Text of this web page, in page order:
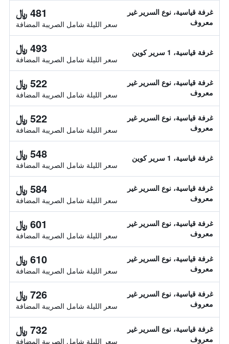
غرفة قياسية، نوع السرير غير
معروف
481 ﷼
سعر الليلة شامل الصريبة المضافة
غرفة قياسية، 1 سرير كوين 493 ﷼
سعر الليلة شامل الصريبة المضافة
غرفة قياسية، نوع السرير غير
معروف
522 ﷼
سعر الليلة شامل الصريبة المضافة
غرفة قياسية، نوع السرير غير
معروف
522 ﷼
سعر الليلة شامل الصريبة المضافة
غرفة قياسية، 1 سرير كوين 548 ﷼
سعر الليلة شامل الصريبة المضافة
غرفة قياسية، نوع السرير غير
معروف
584 ﷼
سعر الليلة شامل الصريبة المضافة
غرفة قياسية، نوع السرير غير
معروف
601 ﷼
سعر الليلة شامل الصريبة المضافة
غرفة قياسية، نوع السرير غير
معروف
610 ﷼
سعر الليلة شامل الصريبة المضافة
غرفة قياسية، نوع السرير غير
معروف
726 ﷼
سعر الليلة شامل الصريبة المضافة
غرفة قياسية، نوع السرير غير
معروف
732 ﷼
سعر الليلة شامل الصريبة المضافة